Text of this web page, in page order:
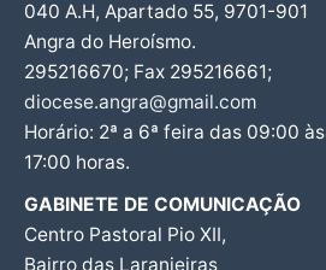
040 A.H, Apartado 55, 9701-901
Angra do Heroísmo.
295216670; Fax 295216661;
diocese.angra@gmail.com
Horário: 2ª a 6ª feira das 09:00
17:00 horas.
GABINETE DE COMUNICAÇÃO
Centro Pastoral Pio XII,
Bairro das Laranjeiras